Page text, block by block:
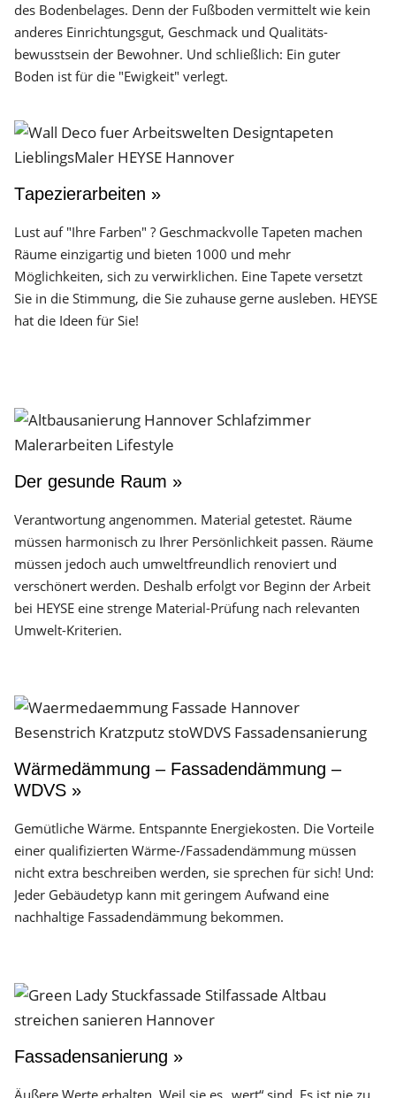
des Boden­belages. Denn der Fuß­boden vermittelt wie kein
anderes Einrichtungs­gut, Geschmack und Qualitäts­
bewusstsein der Bewohner. Und schließlich: Ein guter
Boden ist für die "Ewigkeit" verlegt.
Tapezierarbeiten »
Lust auf "Ihre Farben" ? Geschmackvolle Tapeten machen
Räume einzigartig und bieten 1000 und mehr
Möglichkeiten, sich zu verwirklichen. Eine Tapete versetzt
Sie in die Stimmung, die Sie zuhause gerne ausleben. HEYSE
hat die Ideen für Sie!
Der gesunde Raum »
Verantwortung angenommen. Material getestet. Räume
müssen harmonisch zu Ihrer Persönlichkeit passen. Räume
müssen jedoch auch umweltfreundlich renoviert und
verschönert werden. Deshalb erfolgt vor Beginn der Arbeit
bei HEYSE eine strenge Material-Prüfung nach relevanten
Umwelt-Kriterien.
Wärmedämmung – Fassadendämmung –
WDVS »
Gemütliche Wärme. Entspannte Energiekosten. Die Vorteile
einer qualifizierten Wärme-/Fassadendämmung müssen
nicht extra beschreiben werden, sie sprechen für sich! Und:
Jeder Gebäudetyp kann mit geringem Aufwand eine
nachhaltige Fassadendämmung bekommen.
Fassadensanierung »
Äußere Werte erhalten. Weil sie es „wert“ sind. Es ist nie zu